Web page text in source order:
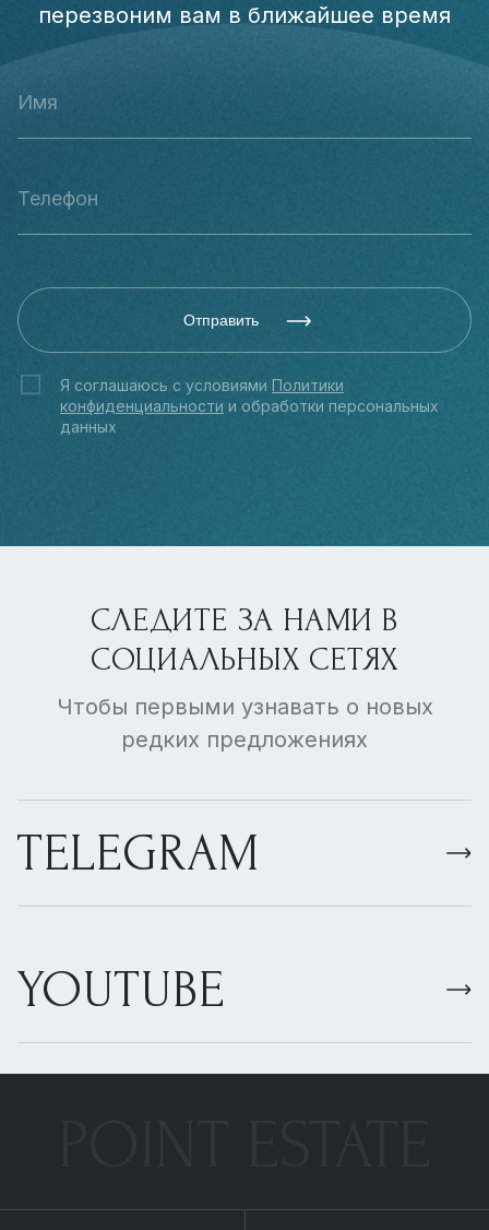
перезвоним вам в ближайшее время
Отправить
Я соглашаюсь с условиями Политики
конфиденциальности и обработки персональных
данных
СЛЕДИТЕ ЗА НАМИ В
СОЦИАЛЬНЫХ СЕТЯХ
Чтобы первыми узнавать о новых
редких предложениях
TELEGRAM
YOUTUBE